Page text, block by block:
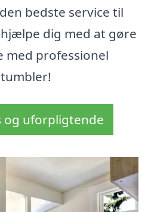
bedste service til
dig med at gøre
med professionel
og uforpligtende